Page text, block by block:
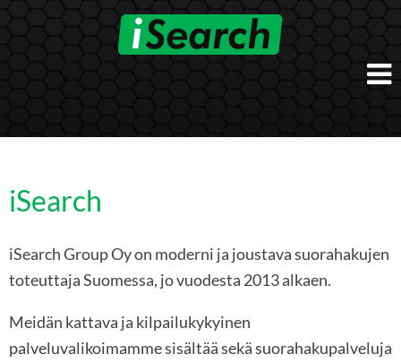
Skip
iSearch Superior
iSearch Chief Executive
Räätälöidyt hakupalvelut
Konsultointi
iSearch Boost
In English
iSearch
iSearch Group Oy on moderni ja joustava suorahakujen
toteuttaja Suomessa, jo vuodesta 2013 alkaen.
Meidän kattava ja kilpailukykyinen
palveluvalikoimamme sisältää sekä suorahakupalveluja